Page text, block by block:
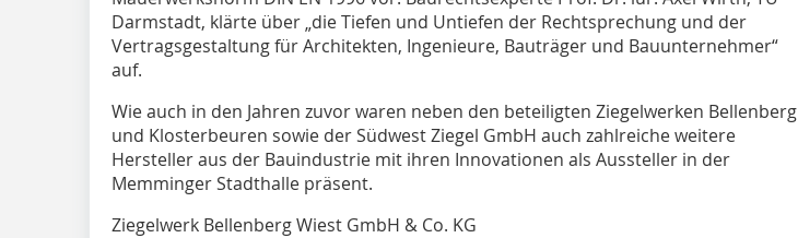
Darmstadt, klärte über „die Tiefen und Untiefen der Rechtsprechung und der
Vertragsgestaltung für Architekten, Ingenieure, Bauträger und Bauunternehmer“
auf.
Wie auch in den Jahren zuvor waren neben den beteiligten Ziegelwerken Bellenberg
und Klosterbeuren sowie der Südwest Ziegel GmbH auch zahlreiche weitere
Hersteller aus der Bauindustrie mit ihren Innovationen als Aussteller in der
Memminger Stadthalle präsent.
Ziegelwerk Bellenberg Wiest GmbH & Co. KG